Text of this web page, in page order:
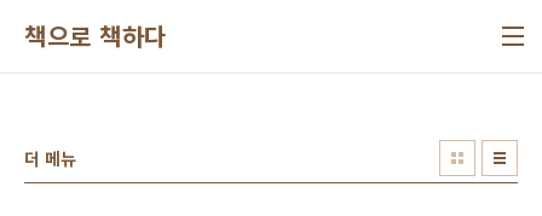
책으로 책하다
더 메뉴